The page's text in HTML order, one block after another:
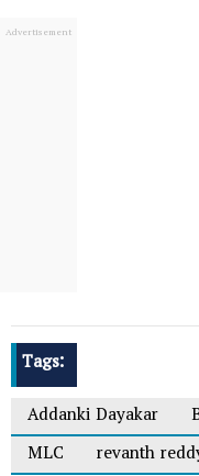
Tags:
Addanki Dayakar
MLC
revanth